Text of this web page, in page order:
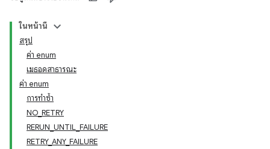
ในหน้านี้
สรุป
ค่า enum
เมธอดสาธารณะ
ค่า enum
การทำซ้ำ
NO_RETRY
RERUN_UNTIL_FAILURE
RETRY_ANY_FAILURE